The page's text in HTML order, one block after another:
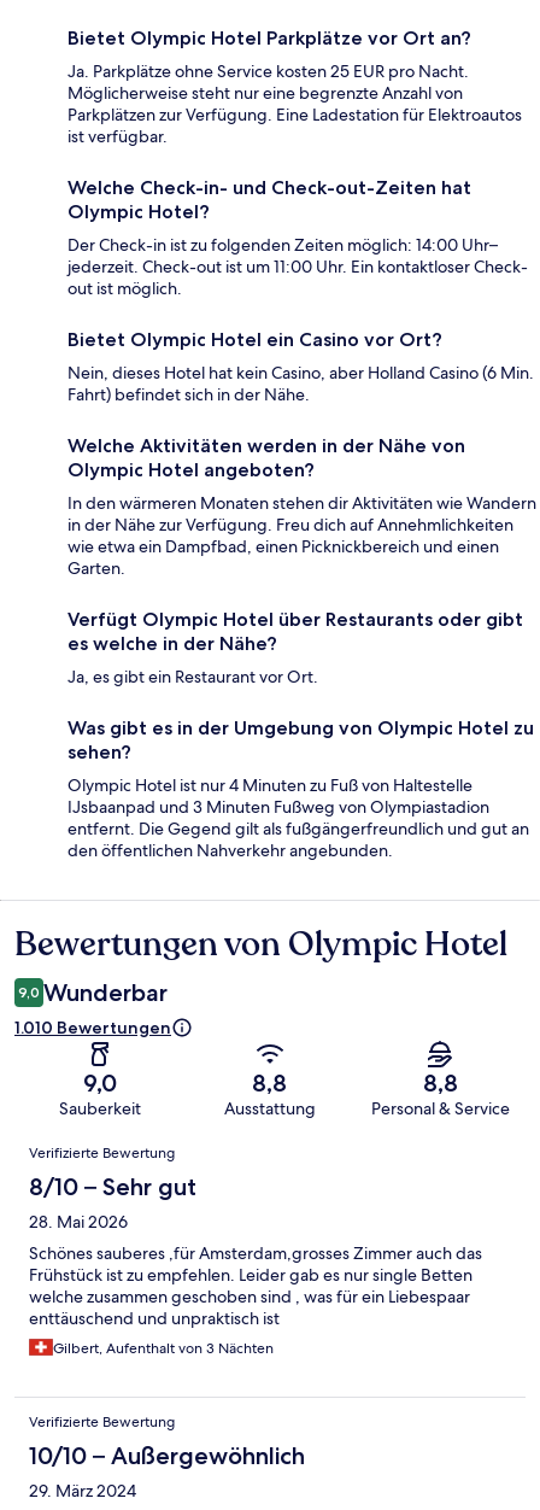
Bietet Olympic Hotel Parkplätze vor Ort an?
Ja. Parkplätze ohne Service kosten 25 EUR pro Nacht.
Möglicherweise steht nur eine begrenzte Anzahl von
Parkplätzen zur Verfügung. Eine Ladestation für Elektroautos
ist verfügbar.
Welche Check-in- und Check-out-Zeiten hat
Olympic Hotel?
Der Check-in ist zu folgenden Zeiten möglich: 14:00 Uhr–
jederzeit. Check-out ist um 11:00 Uhr. Ein kontaktloser Check-
out ist möglich.
Bietet Olympic Hotel ein Casino vor Ort?
Nein, dieses Hotel hat kein Casino, aber Holland Casino (6 Min.
Fahrt) befindet sich in der Nähe.
Welche Aktivitäten werden in der Nähe von
Olympic Hotel angeboten?
In den wärmeren Monaten stehen dir Aktivitäten wie Wandern
in der Nähe zur Verfügung. Freu dich auf Annehmlichkeiten
wie etwa ein Dampfbad, einen Picknickbereich und einen
Garten.
Verfügt Olympic Hotel über Restaurants oder gibt
es welche in der Nähe?
Ja, es gibt ein Restaurant vor Ort.
Was gibt es in der Umgebung von Olympic Hotel zu
sehen?
Olympic Hotel ist nur 4 Minuten zu Fuß von Haltestelle
IJsbaanpad und 3 Minuten Fußweg von Olympiastadion
entfernt. Die Gegend gilt als fußgängerfreundlich und gut an
den öffentlichen Nahverkehr angebunden.
Bewertungen
Bewertungen von Olympic Hotel
9,0 Wunderbar
1.010 Bewertungen
9,0
Sauberkeit
8,8
Ausstattung
8,8
Personal & Service
Bewertungen
Verifizierte Bewertung
8/10 – Sehr gut
28. Mai 2026
Schönes sauberes ,für Amsterdam,grosses Zimmer auch das
Frühstück ist zu empfehlen. Leider gab es nur single Betten
welche zusammen geschoben sind , was für ein Liebespaar
enttäuschend und unpraktisch ist
Gilbert, Aufenthalt von 3 Nächten
Verifizierte Bewertung
10/10 – Außergewöhnlich
29. März 2024